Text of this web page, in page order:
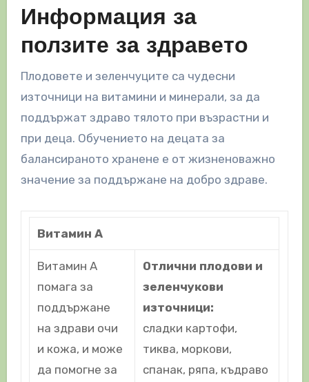
Информация за
ползите за здравето
Плодовете и зеленчуците са чудесни
източници на витамини и минерали, за да
поддържат здраво тялото при възрастни и
при деца. Обучението на децата за
балансираното хранене е от жизненоважно
значение за поддържане на добро здраве.
Витамин A
Витамин А
помага за
поддържане
на здрави очи
и кожа, и може
да помогне за
Отлични плодови и
зеленчукови
източници:
сладки картофи,
тиква, моркови,
спанак, ряпа, къдраво